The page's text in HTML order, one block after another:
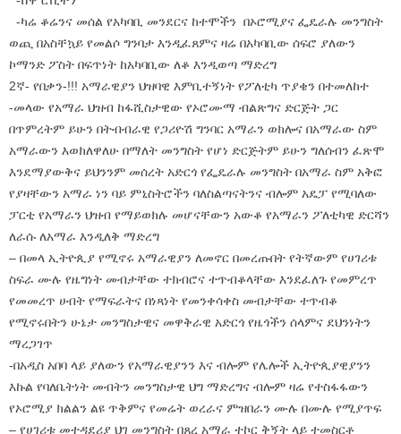
-ካሬ ቆሬንና መሰል የአካባቢ መንደርና ከተሞችን በኦሮሚያና ፌዴራሉ መንግስት
ወጪ በአስቸኳይ የመልሶ ግንባታ እንዲፈጸምና ዛሬ በአካባቢው ሰፍሮ ያለውን
ኮማንድ ፖስት በፍጥነት ከአካባቢው ለቆ እንዲወጣ ማድረግ
2ኛ- የበቃን-!!! አማራዊያን ህዝባዊ እምቢተኝነት የፖለቲካ ጥያቄን በተመለከተ
-መላው የአማራ ህዝብ ከፋሺስታዊው የኦሮሙማ ብልጽግና ድርጅት ጋር
በጥምረትም ይሁን በትብብራዊ የጋሪዮሽ ግንባር አማራን ወክሎና በአማራው ስም
አማራውን እወክለዋለሁ በማለት መንግስት የሆነ ድርጅትም ይሁን ግለሰብን ፈጽሞ
እንደማያውቅና ይህንንም መሰረት አድርጎ የፌዴራሉ መንግስት በአማራ ስም አቅፎ
የያዛቸውን አማራ ነን ባይ ምኒስትሮችን ባለስልጣናትንና ብሎም አዴፓ የሚባለው
ፓርቲ የአማራን ህዝብ የማይወክሉ መሆናቸውን አውቆ የአማራን ፖለቲካዊ ድርሻን
ለራሱ ለአማራ እንዲለቅ ማድረግ
– በመላ ኢትዮጲያ የሚኖሩ አማራዊያን ለመኖር በመረጡበት የትኛውም የሀገሪቱ
ስፍራ ሙሉ የዜግነት መብታቸው ተክብሮና ተጥብቆላቸው እንደፈለጉ የመምረጥ
የመመረጥ ሀብት የማፍራትና በነጻነት የመንቀሳቀስ መብታቸው ተጥብቆ
የሚኖሩበትን ሁኔታ መንግስታዊና መዋቅራዊ አድርጎ የዜጎችን ሰላምና ደህንነትን
ማረጋገጥ
-በአዲስ አበባ ላይ ያለውን የአማራዊያንን እና ብሎም የሌሎች ኢትዮጲያዊያንን
እኩል የባለቤትነት መብትን መንግስታዊ ህግ ማድረግና ብሎም ዛሬ የተስፋፋውን
የኦሮሚያ ክልልን ልዩ ጥቅምና የመሬት ወረራና ምዝበራን ሙሉ በሙሉ የሚያጥፍ
– የሀገሪቱ መተዳደሪያ ህገ መንግስት በጸረ አማራ ተኮር ቅኝት ላይ ተመስርቶ